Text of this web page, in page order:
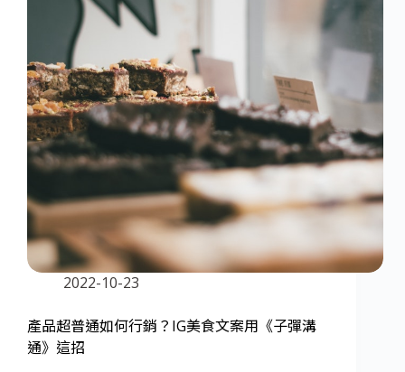
2022-10-23
產品超普通如何行銷？IG美食文案用《子彈溝
通》這招